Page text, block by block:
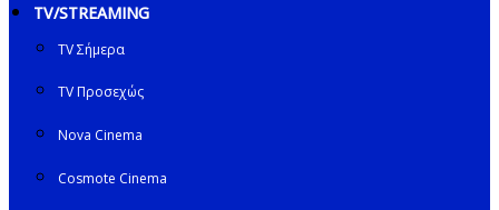
TV/STREAMING
TV Σήμερα
TV Προσεχώς
Nova Cinema
Cosmote Cinema